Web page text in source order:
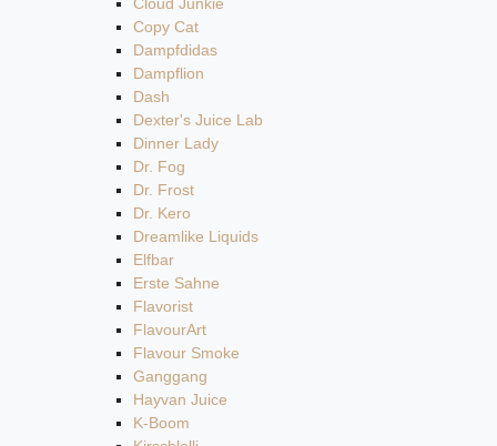
Copy Cat
Dampfdidas
Dampflion
Dash
Dexter's Juice Lab
Dinner Lady
Dr. Fog
Dr. Frost
Dr. Kero
Dreamlike Liquids
Elfbar
Erste Sahne
Flavorist
FlavourArt
Flavour Smoke
Ganggang
Hayvan Juice
K-Boom